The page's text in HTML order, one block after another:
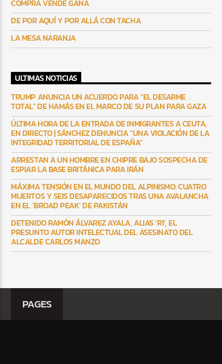
COMPRA VENDE GANA
DE POR AQUÍ Y POR ALLÁ CON TACHA
LA MESA NARANJA
ULTIMAS NOTICIAS
TRUMP ANUNCIA UN ACUERDO PARA “EL DESARME
TOTAL” DE HAMÁS EN EL MARCO DE SU PLAN PARA GAZA
ÚLTIMA HORA DE LA ENTRADA DE INMIGRANTES A CEUTA,
EN DIRECTO | SÁNCHEZ DENUNCIA “UNA VIOLACIÓN DE LA
INTEGRIDAD TERRITORIAL DE ESPAÑA”
ARRESTAN A UN HOMBRE EN CHIPRE BAJO SOSPECHA DE
ESPIAR LA BASE BRITÁNICA PARA IRÁN
MÁXIMA TENSIÓN EN EL MUNDO DEL ALPINISMO: CUATRO
MUERTOS Y SEIS DESAPARECIDOS TRAS UNA AVALANCHA
EN EL ‘BROAD PEAK’ DE PAKISTÁN
DETENIDO RAMÓN ÁLVAREZ AYALA, ALIAS ‘R1′, EL
PRESUNTO AUTOR INTELECTUAL DEL ASESINATO DEL
ALCALDE CARLOS MANZO
PAGES